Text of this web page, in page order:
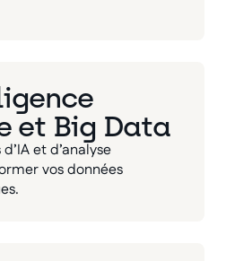
et Big Data
et d’analyse
vos données